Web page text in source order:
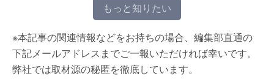
もっと知りたい
※本記事の関連情報などをお持ちの場合、編集部直通の
下記メールアドレスまでご一報いただければ幸いです。
弊社では取材源の秘匿を徹底しています。